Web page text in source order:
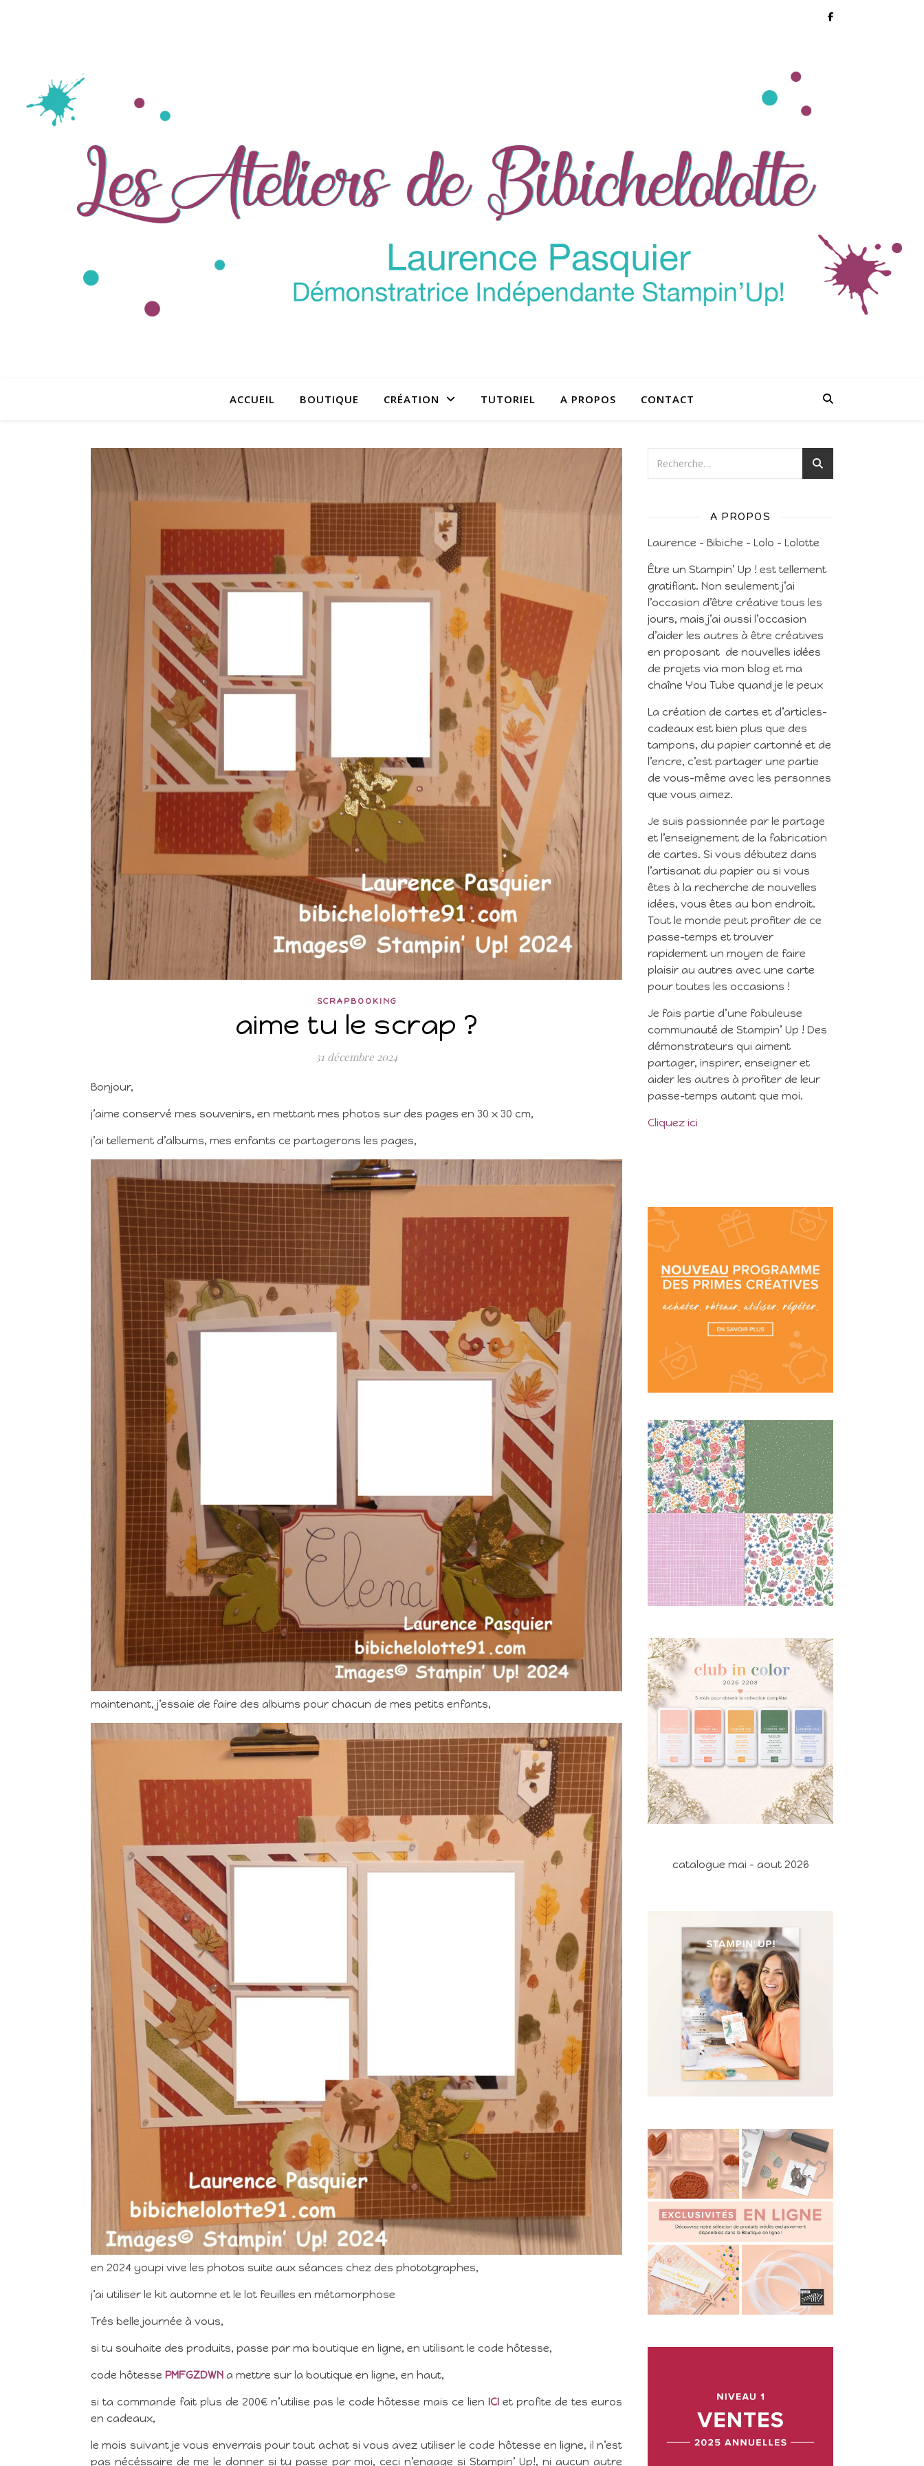
ACCUEIL BOUTIQUE CRÉATION TUTORIEL A PROPOS CONTACT
SCRAPBOOKING
aime tu le scrap ?
31 décembre 2024
Bonjour,
j’aime conservé mes souvenirs, en mettant mes photos sur des pages en 30 x 30 cm,
j’ai tellement d’albums, mes enfants ce partagerons les pages,
maintenant, j’essaie de faire des albums pour chacun de mes petits enfants,
en 2024 youpi vive les photos suite aux séances chez des phototgraphes,
j’ai utiliser le kit automne et le lot feuilles en métamorphose
Trés belle journée à vous,
si tu souhaite des produits, passe par ma boutique en ligne, en utilisant le code hôtesse,
code hôtesse PMFGZDWN a mettre sur la boutique en ligne, en haut,
si ta commande fait plus de 200€ n’utilise pas le code hôtesse mais ce lienICI et profite de tes euros
en cadeaux,
le mois suivant je vous enverrais pour tout achat si vous avez utiliser le code hôtesse en ligne, il n’est
pas nécéssaire de me le donner si tu passe par moi, ceci n’engage si Stampin’ Up!, ni aucun autre
A PROPOS
Laurence – Bibiche – Lolo – Lolotte
Être un Stampin’ Up ! est tellement
gratifiant. Non seulement j’ai
l’occasion d’être créative tous les
jours, mais j’ai aussi l’occasion
d’aider les autres à être créatives
en proposant de nouvelles idées
de projets via mon blog et ma
chaîne You Tube quand je le peux
La création de cartes et d’articles-
cadeaux est bien plus que des
tampons, du papier cartonné et de
l’encre, c’est partager une partie
de vous-même avec les personnes
que vous aimez.
Je suis passionnée par le partage
et l’enseignement de la fabrication
de cartes. Si vous débutez dans
l’artisanat du papier ou si vous
êtes à la recherche de nouvelles
idées, vous êtes au bon endroit.
Tout le monde peut profiter de ce
passe-temps et trouver
rapidement un moyen de faire
plaisir au autres avec une carte
pour toutes les occasions !
Je fais partie d’une fabuleuse
communauté de Stampin’ Up ! Des
démonstrateurs qui aiment
partager, inspirer, enseigner et
aider les autres à profiter de leur
passe-temps autant que moi.
Cliquez ici
catalogue mai - aout 2026